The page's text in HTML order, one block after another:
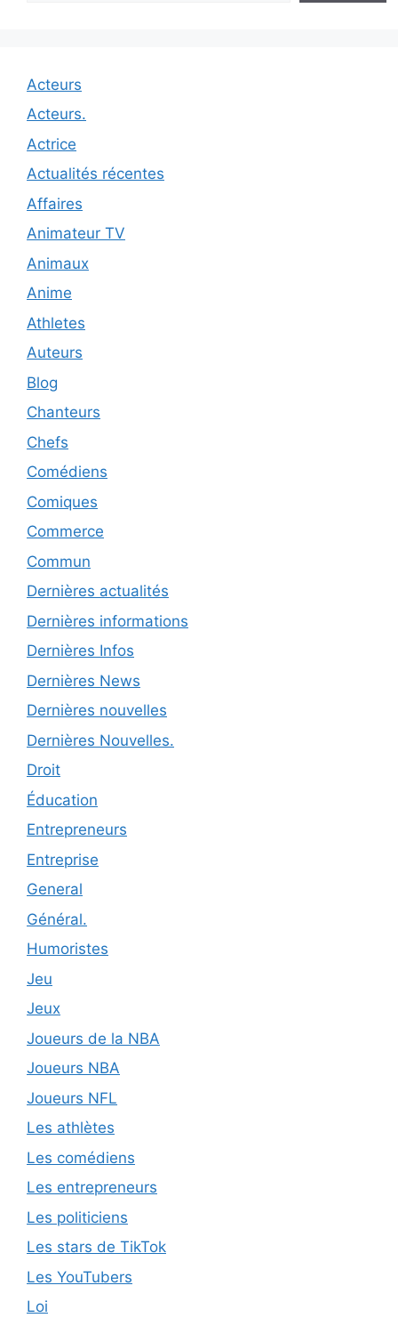
Acteurs
Acteurs.
Actrice
Actualités récentes
Affaires
Animateur TV
Animaux
Anime
Athletes
Auteurs
Blog
Chanteurs
Chefs
Comédiens
Comiques
Commerce
Commun
Dernières actualités
Dernières informations
Dernières Infos
Dernières News
Dernières nouvelles
Dernières Nouvelles.
Droit
Éducation
Entrepreneurs
Entreprise
General
Général.
Humoristes
Jeu
Jeux
Joueurs de la NBA
Joueurs NBA
Joueurs NFL
Les athlètes
Les comédiens
Les entrepreneurs
Les politiciens
Les stars de TikTok
Les YouTubers
Loi